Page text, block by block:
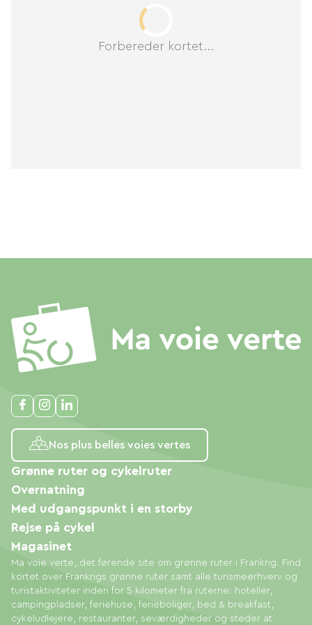
Forbereder kortet...
Nos plus belles voies vertes
Ma voie verte, det førende site om grønne ruter i Frankrig. Find
kortet over Frankrigs grønne ruter samt alle turismeerhverv og
turistaktiviteter inden for 5 kilometer fra ruterne: hoteller,
campingpladser, feriehuse, ferieboliger, bed & breakfast,
cykeludlejere, restauranter, seværdigheder og steder at
Grønne ruter og cykelruter
Overnatning
Med udgangspunkt i en storby
Rejse på cykel
Magasinet